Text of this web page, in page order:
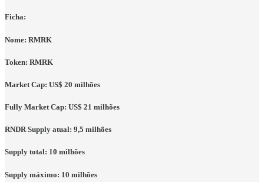
Ficha:
Nome: RMRK
Token: RMRK
Market Cap: US$ 20 milhões
Fully Market Cap: US$ 21 milhões
RNDR Supply atual: 9,5 milhões
Supply total: 10 milhões
Supply máximo: 10 milhões